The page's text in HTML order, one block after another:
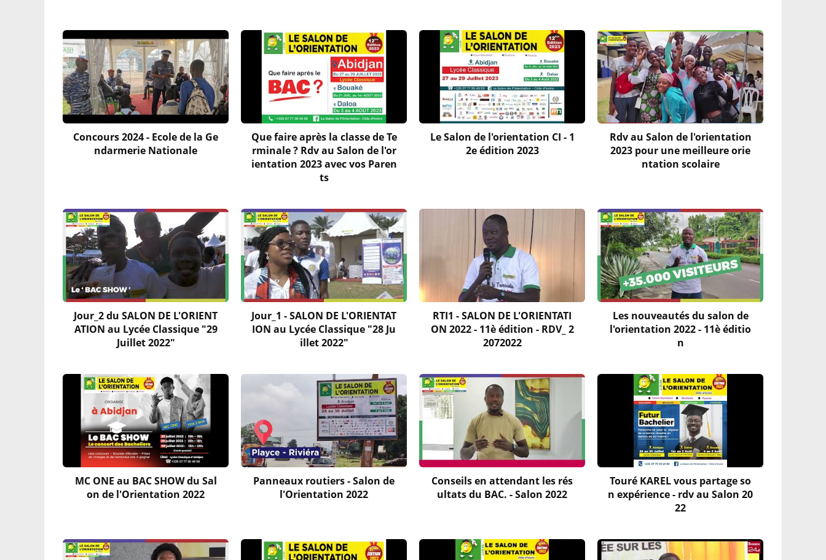
Concours 2024 - Ecole de la Ge
ndarmerie Nationale
Que faire après la classe de Te
rminale ? Rdv au Salon de l'or
ientation 2023 avec vos Paren
ts
Le Salon de l'orientation CI - 1
2e édition 2023
Rdv au Salon de l'orientation
2023 pour une meilleure orie
ntation scolaire
Jour_2 du SALON DE L'ORIENT
ATION au Lycée Classique "29
Juillet 2022"
Jour_1 - SALON DE L'ORIENTAT
ION au Lycée Classique "28 Ju
illet 2022"
RTI1 - SALON DE L'ORIENTATI
ON 2022 - 11è édition - RDV_ 2
2072022
Les nouveautés du salon de
l'orientation 2022 - 11è éditio
n
MC ONE au BAC SHOW du Sal
on de l'Orientation 2022
Panneaux routiers - Salon de
l'Orientation 2022
Conseils en attendant les rés
ultats du BAC. - Salon 2022
Touré KAREL vous partage so
n expérience - rdv au Salon 20
22